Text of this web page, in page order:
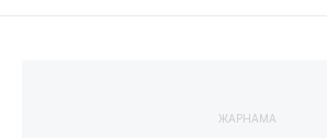
ЖАРНАМА